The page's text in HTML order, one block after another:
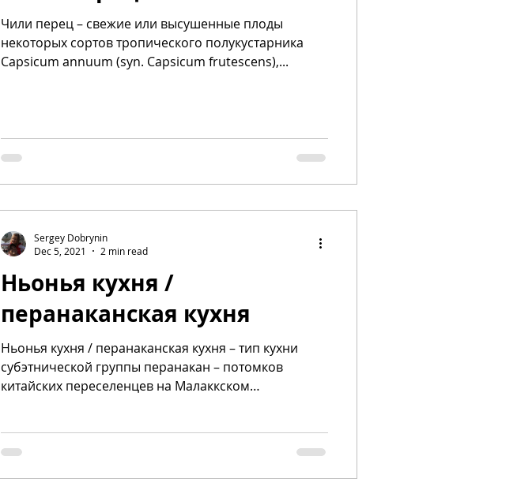
Чили перец – свежие или высушенные плоды
некоторых сортов тропического полукустарника
Capsicum annuum (syn. Capsicum frutescens),...
Ньонья кухня /
перанаканская кухня
Ньонья кухня / перанаканская кухня – тип кухни
субэтнической группы перанакан – потомков
китайских переселенцев на Малаккском
Sergey Dobrynin
Dec 5, 2021
2 min read